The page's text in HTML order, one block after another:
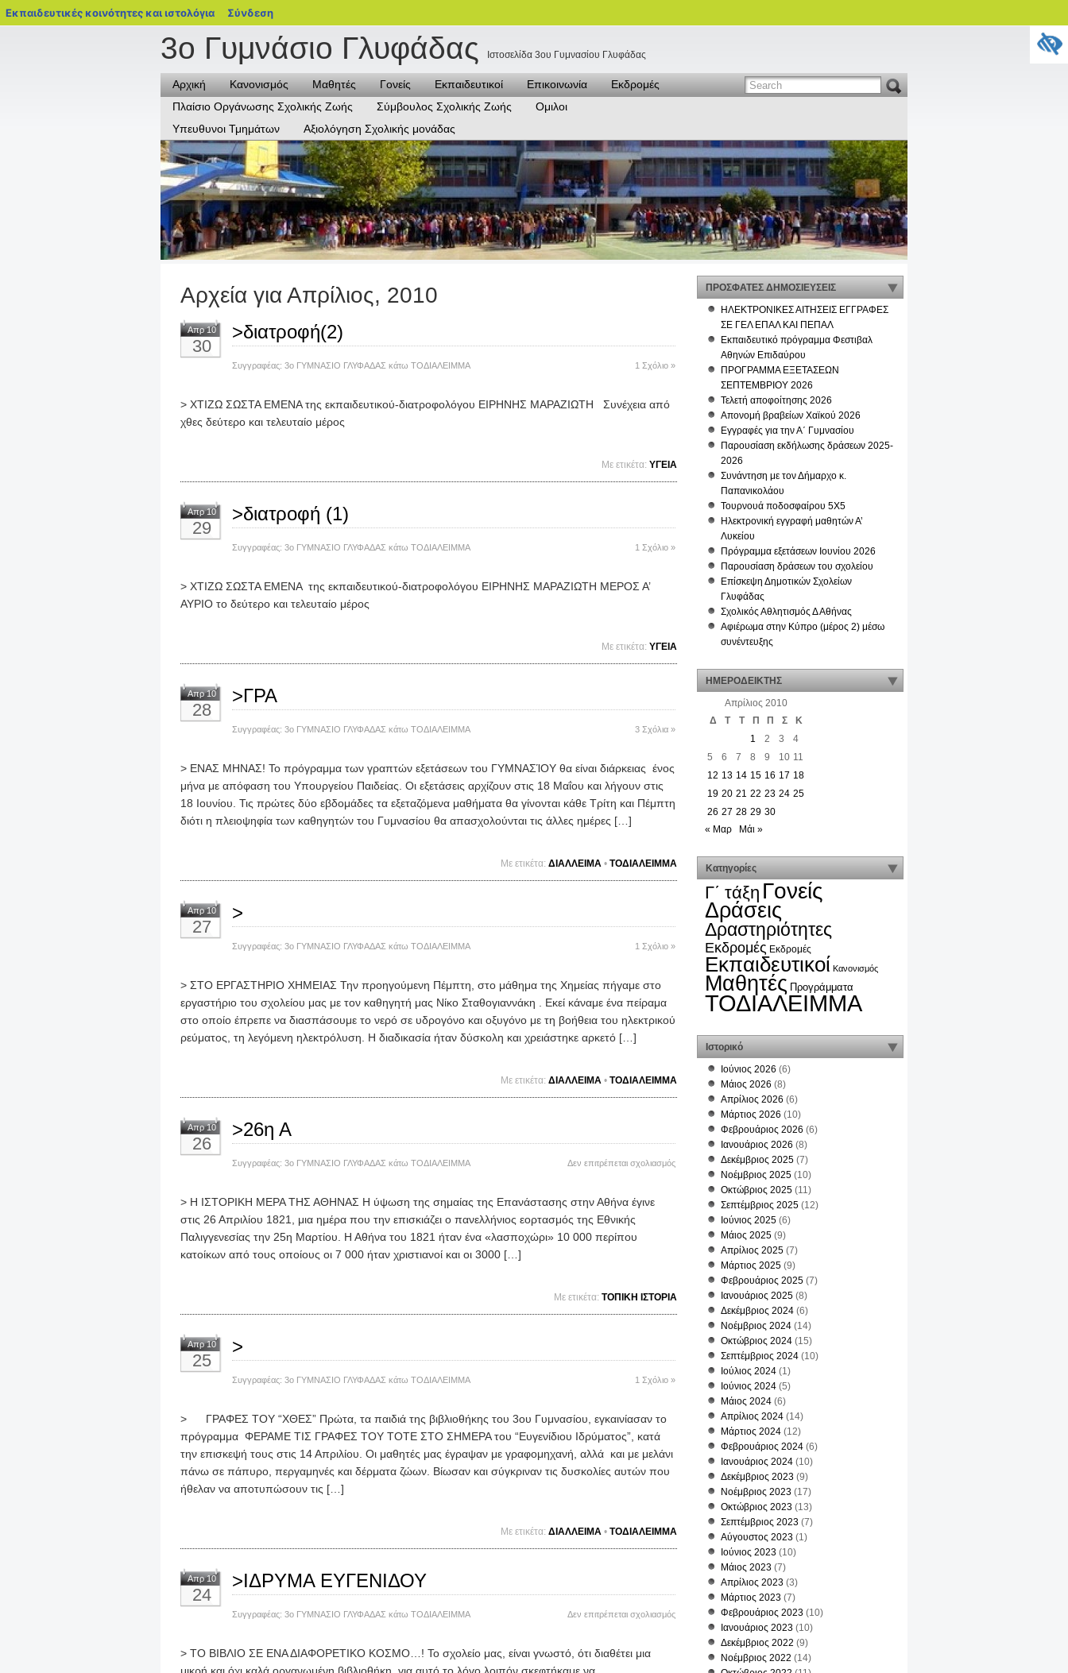
Εκπαιδευτικές κοινότητες και ιστολόγια blogs.sch.gr
Σύνδεση
3ο Γυμνάσιο Γλυφάδας Ιστοσελίδα 3ου Γυμνασίου Γλυφάδας
Αρχική Κανονισμός Μαθητές Γονείς Εκπαιδευτικοί Επικοινωνία
Εκδρομές
Πλαίσιο Οργάνωσης Σχολικής Ζωής
Σύμβουλος Σχολικής Ζωής
Ομιλοι
Υπευθυνοι Τμημάτων
Αξιολόγηση Σχολικής μονάδας
Αρχεία για Απρίλιος, 2010
Απρ 10
30
>διατροφή(2)
Συγγραφέας: 3ο ΓΥΜΝΑΣΙΟ ΓΛΥΦΑΔΑΣ κάτω ΤΟΔΙΑΛΕΙΜΜΑ 1 Σχόλιο »
> ΧΤΙΖΩ ΣΩΣΤΑ ΕΜΕΝΑ της εκπαιδευτικού-διατροφολόγου ΕΙΡΗΝΗΣ ΜΑΡΑΖΙΩΤΗ Συνέχεια από
χθες δεύτερο και τελευταίο μέρος
Mε ετικέτα: ΥΓΕΙΑ
Απρ 10
29
>διατροφή (1)
Συγγραφέας: 3ο ΓΥΜΝΑΣΙΟ ΓΛΥΦΑΔΑΣ κάτω ΤΟΔΙΑΛΕΙΜΜΑ 1 Σχόλιο »
> ΧΤΙΖΩ ΣΩΣΤΑ ΕΜΕΝΑ της εκπαιδευτικού-διατροφολόγου ΕΙΡΗΝΗΣ ΜΑΡΑΖΙΩΤΗ ΜΕΡΟΣ Α’
ΑΥΡΙΟ το δεύτερο και τελευταίο μέρος
Mε ετικέτα: ΥΓΕΙΑ
Απρ 10
28
>ΓΡΑ
Συγγραφέας: 3ο ΓΥΜΝΑΣΙΟ ΓΛΥΦΑΔΑΣ κάτω ΤΟΔΙΑΛΕΙΜΜΑ 3 Σχόλια »
> ΕΝΑΣ ΜΗΝΑΣ! Το πρόγραμμα των γραπτών εξετάσεων του ΓΥΜΝΑΣΊΟΥ θα είναι διάρκειας ένος
μήνα με απόφαση του Υπουργείου Παιδείας. Οι εξετάσεις αρχίζουν στις 18 Μαΐου και λήγουν στις
18 Ιουνίου. Τις πρώτες δύο εβδομάδες τα εξεταζόμενα μαθήματα θα γίνονται κάθε Τρίτη και Πέμπτη
διότι η πλειοψηφία των καθηγητών του Γυμνασίου θα απασχολούνται τις άλλες ημέρες […]
Mε ετικέτα: ΔΙΑΛΛΕΙΜΑ • ΤΟΔΙΑΛΕΙΜΜΑ
Απρ 10
27
>
Συγγραφέας: 3ο ΓΥΜΝΑΣΙΟ ΓΛΥΦΑΔΑΣ κάτω ΤΟΔΙΑΛΕΙΜΜΑ 1 Σχόλιο »
> ΣΤΟ ΕΡΓΑΣΤΗΡΙΟ ΧΗΜΕΙΑΣ Την προηγούμενη Πέμπτη, στο μάθημα της Χημείας πήγαμε στο
εργαστήριο του σχολείου μας με τον καθηγητή μας Νίκο Σταθογιαννάκη . Εκεί κάναμε ένα πείραμα
στο οποίο έπρεπε να διασπάσουμε το νερό σε υδρογόνο και οξυγόνο με τη βοήθεια του ηλεκτρικού
ρεύματος, τη λεγόμενη ηλεκτρόλυση. Η διαδικασία ήταν δύσκολη και χρειάστηκε αρκετό […]
Mε ετικέτα: ΔΙΑΛΛΕΙΜΑ • ΤΟΔΙΑΛΕΙΜΜΑ
Απρ 10
26
>26η Α
Συγγραφέας: 3ο ΓΥΜΝΑΣΙΟ ΓΛΥΦΑΔΑΣ κάτω ΤΟΔΙΑΛΕΙΜΜΑ Δεν επιτρέπεται σχολιασμόςστο
> Η ΙΣΤΟΡΙΚΗ ΜΕΡΑ ΤΗΣ ΑΘΗΝΑΣ Η ύψωση της σημαίας της Επανάστασης στην Αθήνα έγινε
στις 26 Απριλίου 1821, μια ημέρα που την επισκιάζει ο πανελλήνιος εορτασμός της Εθνικής
Παλιγγενεσίας την 25η Μαρτίου. Η Αθήνα του 1821 ήταν ένα «λασποχώρι» 10 000 περίπου
κατοίκων από τους οποίους οι 7 000 ήταν χριστιανοί και οι 3000 […]
Mε ετικέτα: ΤΟΠΙΚΗ ΙΣΤΟΡΙΑ
Απρ 10
25
>
Συγγραφέας: 3ο ΓΥΜΝΑΣΙΟ ΓΛΥΦΑΔΑΣ κάτω ΤΟΔΙΑΛΕΙΜΜΑ 1 Σχόλιο »
> ΓΡΑΦΕΣ ΤΟΥ “ΧΘΕΣ” Πρώτα, τα παιδιά της βιβλιοθήκης του 3ου Γυμνασίου, εγκαινίασαν το
πρόγραμμα ΦΕΡΑΜΕ ΤΙΣ ΓΡΑΦΕΣ ΤΟΥ ΤΟΤΕ ΣΤΟ ΣΗΜΕΡΑ του “Ευγενίδιου Ιδρύματος”, κατά
την επισκεψή τους στις 14 Απριλίου. Οι μαθητές μας έγραψαν με γραφομηχανή, αλλά και με μελάνι
πάνω σε πάπυρο, περγαμηνές και δέρματα ζώων. Βίωσαν και σύγκριναν τις δυσκολίες αυτών που
ήθελαν να αποτυπώσουν τις […]
Mε ετικέτα: ΔΙΑΛΛΕΙΜΑ • ΤΟΔΙΑΛΕΙΜΜΑ
Απρ 10
24
>ΙΔΡΥΜΑ ΕΥΓΕΝΙΔΟΥ
Συγγραφέας: 3ο ΓΥΜΝΑΣΙΟ ΓΛΥΦΑΔΑΣ κάτω ΤΟΔΙΑΛΕΙΜΜΑ Δεν επιτρέπεται σχολιασμόςστο
>ΙΔΡΥΜΑ
ΕΥΓΕΝΙΔΟΥ
> ΤΟ ΒΙΒΛΙΟ ΣΕ ΕΝΑ ΔΙΑΦΟΡΕΤΙΚΟ ΚΟΣΜΟ…! Το σχολείο μας, είναι γνωστό, ότι διαθέτει μια
ΠΡΟΣΦΑΤΕΣ ΔΗΜΟΣΙΕΥΣΕΙΣ
ΗΛΕΚΤΡΟΝΙΚΕΣ ΑΙΤΗΣΕΙΣ ΕΓΓΡΑΦΕΣ
ΣΕ ΓΕΛ ΕΠΑΛ ΚΑΙ ΠΕΠΑΛ
Εκπαιδευτικό πρόγραμμα Φεστιβαλ
Αθηνών Επιδαύρου
ΠΡΟΓΡΑΜΜΑ ΕΞΕΤΑΣΕΩΝ
ΣΕΠΤΕΜΒΡΙΟΥ 2026
Τελετή αποφοίτησης 2026
Απονομή βραβείων Χαϊκού 2026
Eγγραφές για την Α΄ Γυμνασίου
Παρουσίαση εκδήλωσης δράσεων 2025-
2026
Συνάντηση με τον Δήμαρχο κ.
Παπανικολάου
Τουρνουά ποδοσφαίρου 5Χ5
Ηλεκτρονική εγγραφή μαθητών Α’
Λυκείου
Πρόγραμμα εξετάσεων Ιουνίου 2026
Παρουσίαση δράσεων του σχολείου
Επίσκεψη Δημοτικών Σχολείων
Γλυφάδας
Σχολικός Αθλητισμός Δ Αθήνας
Αφιέρωμα στην Κύπρο (μέρος 2) μέσω
συνέντευξης
ΗΜΕΡΟΔΕΙΚΤΗΣ
Απρίλιος 2010
Δ
Τ Τ Π Π Σ
Κ
1
2 3
4
5
6 7 8 9 10 11
12 13 14 15 16 17 18
19 20 21 22 23 24 25
26 27 28 29 30
« Μαρ
Μάι »
Κατηγορίες
Γ΄ τάξη Γονείς
Δράσεις
Δραστηριότητες
Εκδρομές Εκδρομές
Εκπαιδευτικοί Κανονισμός
Μαθητές Προγράμματα
ΤΟΔΙΑΛΕΙΜΜΑ
Ιστορικό
Ιούνιος 2026 (6)
Μάιος 2026 (8)
Απρίλιος 2026 (6)
Μάρτιος 2026 (10)
Φεβρουάριος 2026 (6)
Ιανουάριος 2026 (8)
Δεκέμβριος 2025 (7)
Νοέμβριος 2025 (10)
Οκτώβριος 2025 (11)
Σεπτέμβριος 2025 (12)
Ιούνιος 2025 (6)
Μάιος 2025 (9)
Απρίλιος 2025 (7)
Μάρτιος 2025 (9)
Φεβρουάριος 2025 (7)
Ιανουάριος 2025 (8)
Δεκέμβριος 2024 (6)
Νοέμβριος 2024 (14)
Οκτώβριος 2024 (15)
Σεπτέμβριος 2024 (10)
Ιούλιος 2024 (1)
Ιούνιος 2024 (5)
Μάιος 2024 (6)
Απρίλιος 2024 (14)
Μάρτιος 2024 (12)
Φεβρουάριος 2024 (6)
Ιανουάριος 2024 (10)
Δεκέμβριος 2023 (9)
Νοέμβριος 2023 (17)
Οκτώβριος 2023 (13)
Σεπτέμβριος 2023 (7)
Αύγουστος 2023 (1)
Ιούνιος 2023 (10)
Μάιος 2023 (7)
Απρίλιος 2023 (3)
Μάρτιος 2023 (7)
Φεβρουάριος 2023 (10)
Ιανουάριος 2023 (10)
Δεκέμβριος 2022 (9)
Νοέμβριος 2022 (14)